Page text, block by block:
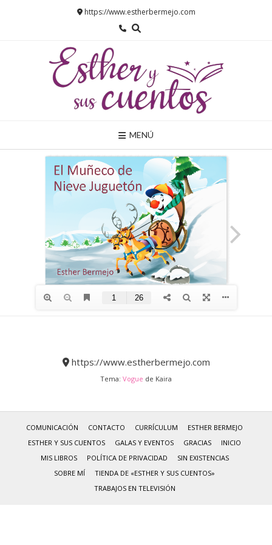
https://www.estherbermejo.com
MENÚ
https://www.estherbermejo.com
Tema: Vogue de Kaira
COMUNICACIÓN CONTACTO CURRÍCULUM
ESTHER BERMEJO
ESTHER Y SUS CUENTOS
GALAS Y EVENTOS GRACIAS
INICIO
MIS LIBROS
POLÍTICA DE PRIVACIDAD
SIN EXISTENCIAS
SOBRE MÍ
TIENDA DE «ESTHER Y SUS CUENTOS»
TRABAJOS EN TELEVISIÓN